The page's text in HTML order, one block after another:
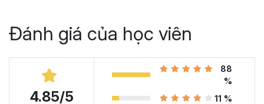
Khóa học Tuyệt Đỉnh Excel được hàng trăm nghìn học viên lựa chọn
Đánh giá của học viên
4.85/5
88
%
11 %